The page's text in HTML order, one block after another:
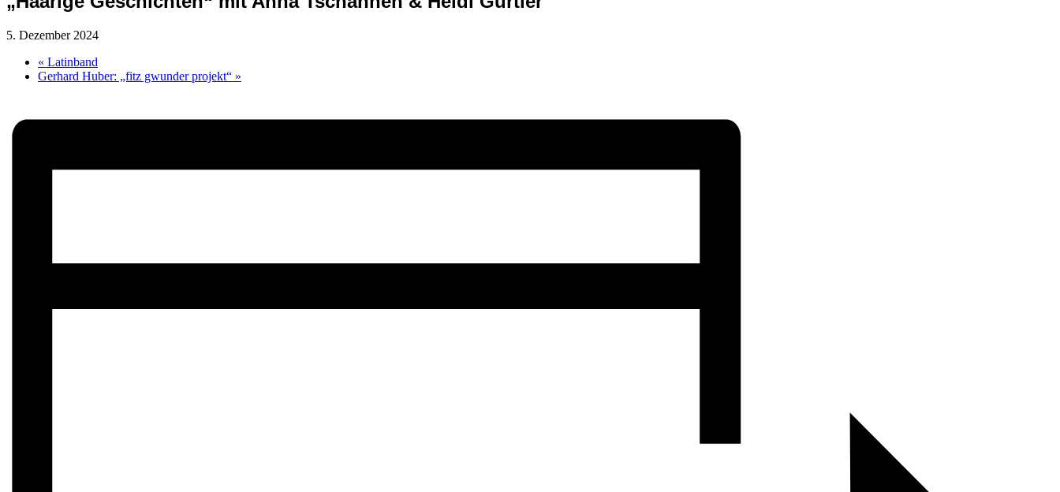
5. Dezember 2024
« Latinband
Gerhard Huber: „fitz gwunder projekt“ »